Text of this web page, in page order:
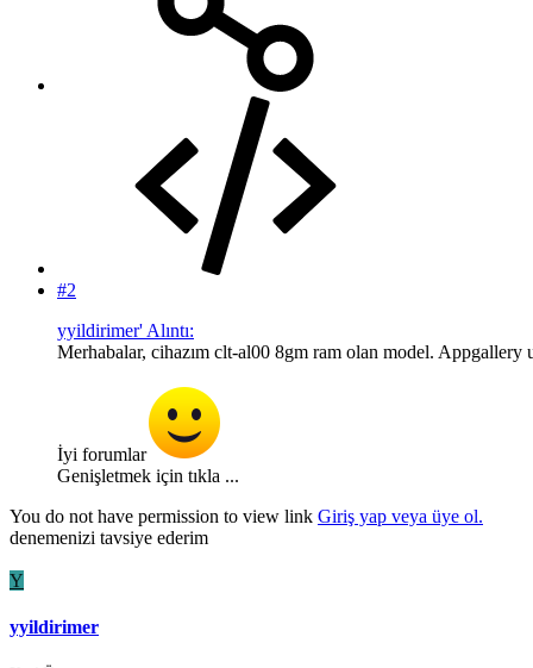
#2
yyildirimer' Alıntı:
Merhabalar, cihazım clt-al00 8gm ram olan model.
İyi forumlar
Genişletmek için tıkla ...
You do not have permission to view link Giriş yap veya üye ol.
denemenizi tavsiye ederim
Y
yyildirimer